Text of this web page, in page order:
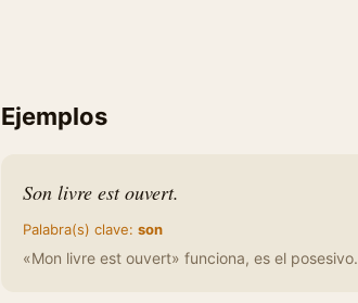
Ejemplos
Son livre est ouvert.
Palabra(s) clave: son
«Mon livre est ouvert» funciona, es el posesivo.